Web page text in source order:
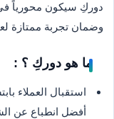
دوركِ سيكون محورياً في
وضمان تجربة ممتازة
ما هو دوركِ ؟ :
استقبال العملاء
أفضل انطباع عن